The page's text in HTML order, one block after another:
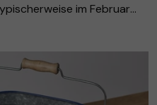
im Februar